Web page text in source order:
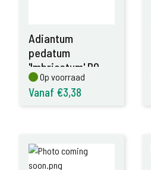
Adiantum
pedatum
'Imbricatum' P9
Op voorraad
Op voorraad
Vanaf €3,38